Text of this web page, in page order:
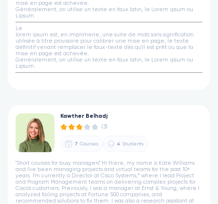
mise en page est achevée.
Généralement, on utilise un texte en faux latin, le Lorem ipsum ou
Lipsum.
Le
lorem ipsum est, en imprimerie, une suite de mots sans signification
utilisée à titre provisoire pour calibrer une mise en page, le texte
définitif venant remplacer le faux-texte dès qu'il est prêt ou que la
mise en page est achevée.
Généralement, on utilise un texte en faux latin, le Lorem ipsum ou
Lipsum.
Kawther Belhadj
(3)
7 Courses 4 Students
"Short courses for busy managers" Hi there, my name is Kate Williams
and I've been managing projects and virtual teams for the past 10+
years. I'm currently a Director at Cisco Systems,* where I lead Project
and Program Management teams on delivering complex projects for
Cisco's customers. Previously, I was a manager at Ernst & Young, where I
analyzed failing projects at Fortune 500 companies, and
recommended solutions to fix them. I was also a research assistant at